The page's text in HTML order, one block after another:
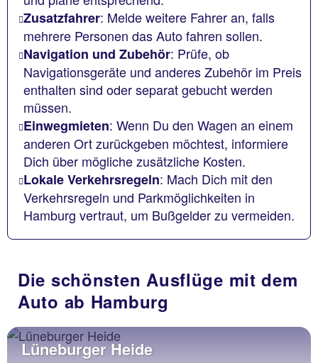
Zusatzfahrer: Melde weitere Fahrer an, falls
mehrere Personen das Auto fahren sollen.
Navigation und Zubehör: Prüfe, ob
Navigationsgeräte und anderes Zubehör im Preis
enthalten sind oder separat gebucht werden
müssen.
Einwegmieten: Wenn Du den Wagen an einem
anderen Ort zurückgeben möchtest, informiere
Dich über mögliche zusätzliche Kosten.
Lokale Verkehrsregeln: Mach Dich mit den
Verkehrsregeln und Parkmöglichkeiten in
Hamburg vertraut, um Bußgelder zu vermeiden.
Die schönsten Ausflüge mit dem
Auto ab Hamburg
Lüneburger Heide